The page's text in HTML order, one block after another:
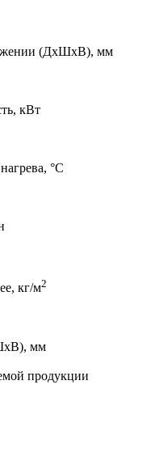
(ДхШхВ), мм
кВт
°С
кг/м2
мм
продукции